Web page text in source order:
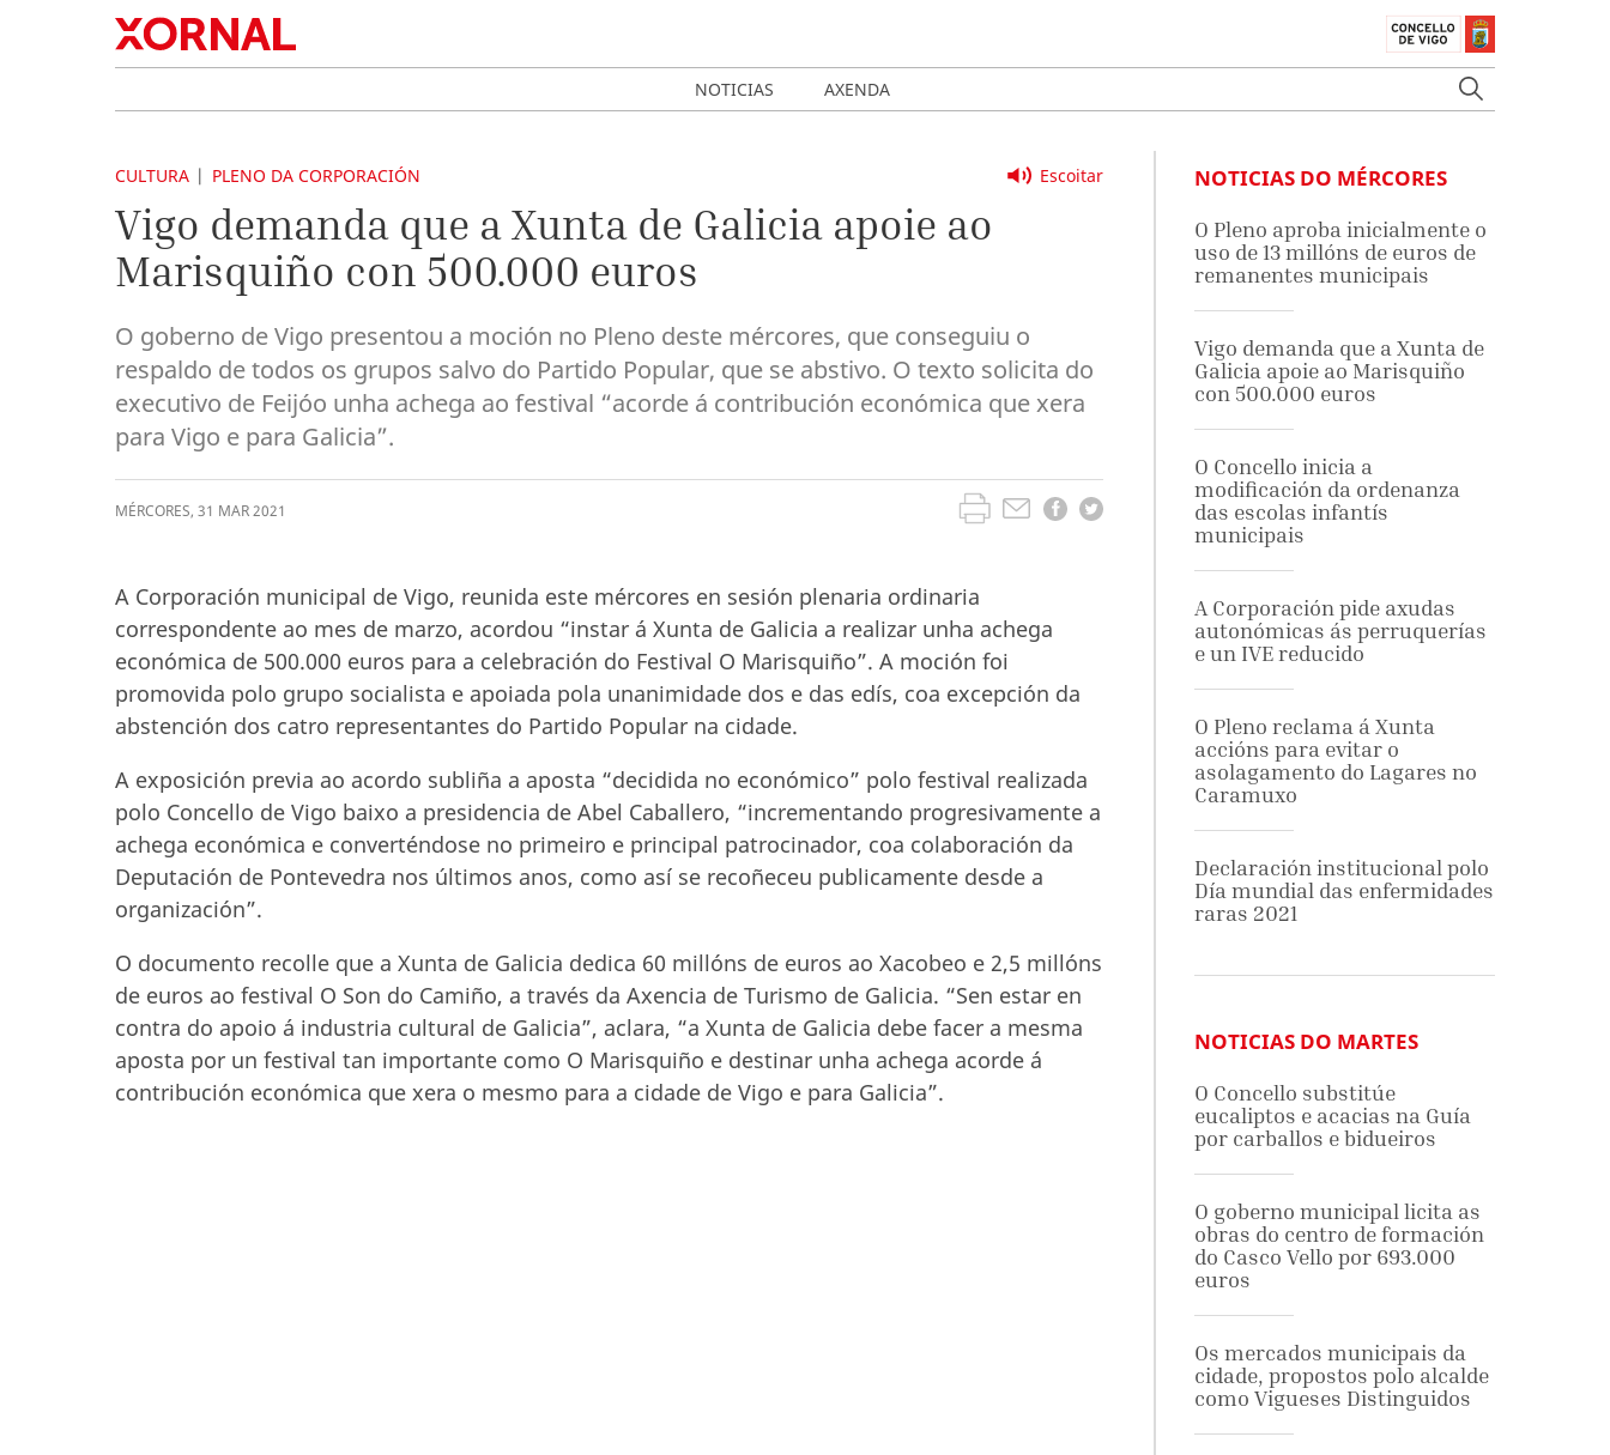
NOTICIAS AXENDA
Escoitar
CULTURA PLENO DA CORPORACIÓN
Vigo demanda que a Xunta de Galicia apoie ao
Marisquiño con 500.000 euros
O goberno de Vigo presentou a moción no Pleno deste mércores, que conseguiu o
respaldo de todos os grupos salvo do Partido Popular, que se abstivo. O texto solicita do
executivo de Feijóo unha achega ao festival “acorde á contribución económica que xera
para Vigo e para Galicia”.
MÉRCORES, 31 MAR2021
A Corporación municipal de Vigo, reunida este mércores en sesión plenaria ordinaria
correspondente ao mes de marzo, acordou “instar á Xunta de Galicia a realizar unha achega
económica de 500.000 euros para a celebración do Festival O Marisquiño”. A moción foi
promovida polo grupo socialista e apoiada pola unanimidade dos e das edís, coa excepción da
abstención dos catro representantes do Partido Popular na cidade.
A exposición previa ao acordo subliña a aposta “decidida no económico” polo festival realizada
polo Concello de Vigo baixo a presidencia de Abel Caballero, “incrementando progresivamente a
achega económica e converténdose no primeiro e principal patrocinador, coa colaboración da
Deputación de Pontevedra nos últimos anos, como así se recoñeceu publicamente desde a
organización”.
O documento recolle que a Xunta de Galicia dedica 60 millóns de euros ao Xacobeo e 2,5 millóns
de euros ao festival O Son do Camiño, a través da Axencia de Turismo de Galicia. “Sen estar en
contra do apoio á industria cultural de Galicia”, aclara, “a Xunta de Galicia debe facer a mesma
aposta por un festival tan importante como O Marisquiño e destinar unha achega acorde á
contribución económica que xera o mesmo para a cidade de Vigo e para Galicia”.
NOTICIAS DO MÉRCORES
O Pleno aproba inicialmente o
uso de 13 millóns de euros de
remanentes municipais
Vigo demanda que a Xunta de
Galicia apoie ao Marisquiño
con 500.000 euros
O Concello inicia a
modificación da ordenanza
das escolas infantís
municipais
A Corporación pide axudas
autonómicas ás perruquerías
e un IVE reducido
O Pleno reclama á Xunta
accións para evitar o
asolagamento do Lagares no
Caramuxo
Declaración institucional polo
Día mundial das enfermidades
raras 2021
NOTICIAS DO MARTES
O Concello substitúe
eucaliptos e acacias na Guía
por carballos e bidueiros
O goberno municipal licita as
obras do centro de formación
do Casco Vello por 693.000
euros
Os mercados municipais da
cidade, propostos polo alcalde
como Vigueses Distinguidos